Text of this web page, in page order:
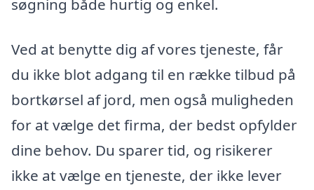
søgning både hurtig og enkel.
Ved at benytte dig af vores tjeneste, får
du ikke blot adgang til en række tilbud på
bortkørsel af jord, men også muligheden
for at vælge det firma, der bedst opfylder
dine behov. Du sparer tid, og risikerer
ikke at vælge en tjeneste, der ikke lever